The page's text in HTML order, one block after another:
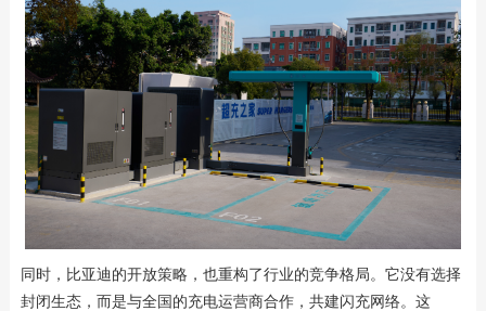
同时，比亚迪的开放策略，也重构了行业的竞争格局。它没有选择
封闭生态，而是与全国的充电运营商合作，共建闪充网络。这